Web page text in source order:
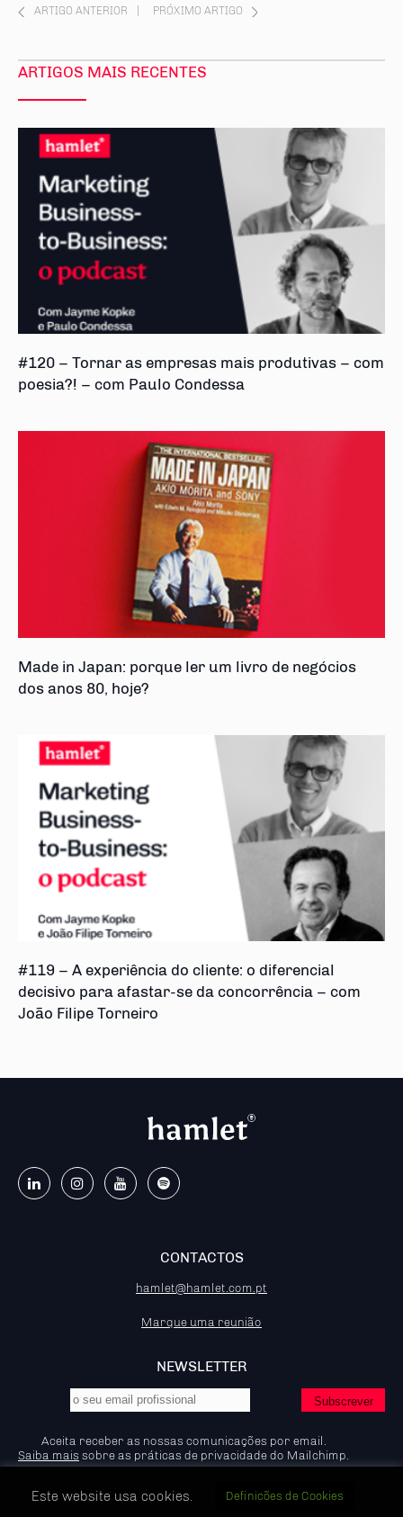
ARTIGO ANTERIOR PRÓXIMO ARTIGO
ARTIGOS MAIS RECENTES
#120 – Tornar as empresas mais produtivas – com
poesia?! – com Paulo Condessa
Made in Japan: porque ler um livro de negócios
dos anos 80, hoje?
#119 – A experiência do cliente: o diferencial
decisivo para afastar-se da concorrência – com
João Filipe Torneiro
CONTACTOS
hamlet@hamlet.com.pt
Marque uma reunião
NEWSLETTER
Aceita receber as nossas comunicações por email.
Saiba mais sobre as práticas de privacidade do Mailchimp.
Este website usa cookies. Definicões de Cookies